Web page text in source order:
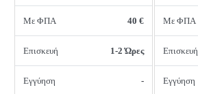
Με ΦΠΑ 40 €
Επισκευή 1-2 Ώρες
Εγγύηση -
Με ΦΠΑ
Επισκευή
Εγγύηση